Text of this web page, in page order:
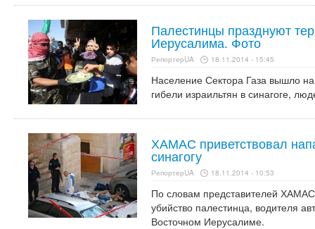
Палестинцы празднуют
Иерусалима. Фото
РепортерUA 18.11.2014 - 15:45
Население Сектора Газа вышло
гибели израильтян в синагоге,
ХАМАС приветствовал
синагогу
РепортерUA 18.11.2014 - 10:53
По словам представителей
убийство палестинца, водителя
Восточном Иерусалиме.